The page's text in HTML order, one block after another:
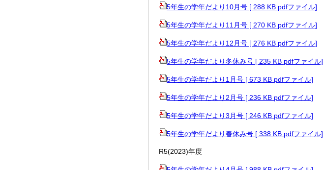
5年生の学年だより10月号 [ 288 KB pdfファイル]
5年生の学年だより11月号 [ 270 KB pdfファイル]
5年生の学年だより12月号 [ 276 KB pdfファイル]
5年生の学年だより冬休み号 [ 235 KB pdfファイル]
5年生の学年だより1月号 [ 673 KB pdfファイル]
5年生の学年だより2月号 [ 236 KB pdfファイル]
5年生の学年だより3月号 [ 246 KB pdfファイル]
5年生の学年だより春休み号 [ 338 KB pdfファイル]
R5(2023)年度